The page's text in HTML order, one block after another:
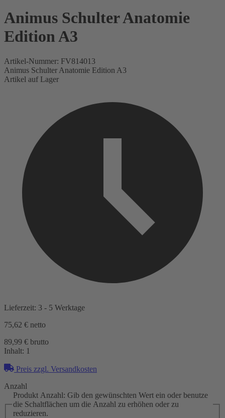
Animus Schulter Anatomie
Edition A3
Artikel-Nummer: FV814013
Animus Schulter Anatomie Edition A3
Artikel auf Lager
Lieferzeit: 3 - 5 Werktage
75,62 € netto
89,99 € brutto
Inhalt: 1
Preis zzgl. Versandkosten
Anzahl
Produkt Anzahl: Gib den gewünschten Wert ein oder benutze
die Schaltflächen um die Anzahl zu erhöhen oder zu
reduzieren.